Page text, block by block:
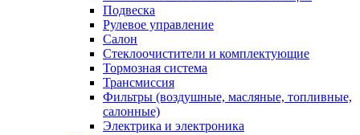
Подвеска
Рулевое управление
Салон
Стеклоочистители и комплектующие
Тормозная система
Трансмиссия
Фильтры (воздушные, масляные, топливные,
салонные)
Электрика и электроника